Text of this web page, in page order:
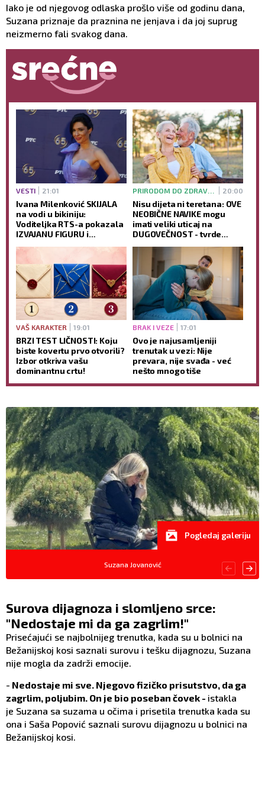
Iako je od njegovog odlaska prošlo više od godinu dana,
Suzana priznaje da praznina ne jenjava i da joj suprug
neizmerno fali svakog dana.
VESTI 21:01
Ivana Milenković SKIJALA
na vodi u bikiniju:
Voditeljka RTS-a pokazala
IZVAJANU FIGURU i
Save (VIDEO)
20:00
Nisu dijeta ni teretana: OVE
NEOBIČNE NAVIKE mogu
imati veliki uticaj na
DUGOVEČNOST - tvrde
VAŠ KARAKTER 19:01
BRZI TEST LIČNOSTI: Koju
biste kovertu prvo otvorili?
Izbor otkriva vašu
dominantnu crtu!
BRAK I VEZE 17:01
Ovo je najusamljeniji
trenutak u vezi: Nije
prevara, nije svađa - već
nešto mnogo tiše
Suzana Jovanović
Pogledaj galeriju
Surova dijagnoza i slomljeno srce:
"Nedostaje mi da ga zagrlim!"
Prisećajući se najbolnijeg trenutka, kada su u bolnici na
Bežanijskoj kosi saznali surovu i tešku dijagnozu, Suzana
nije mogla da zadrži emocije.
- Nedostaje mi sve. Njegovo fizičko prisutstvo, da ga
zagrlim, poljubim. On je bio poseban čovek - istakla
je Suzana sa suzama u očima i prisetila trenutka kada su
ona i Saša Popović saznali surovu dijagnozu u bolnici na
Bežanijskoj kosi.